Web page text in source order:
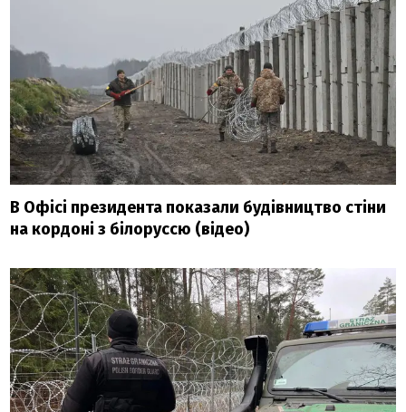
В Офісі президента показали будівництво стіни
на кордоні з білоруссю (відео)